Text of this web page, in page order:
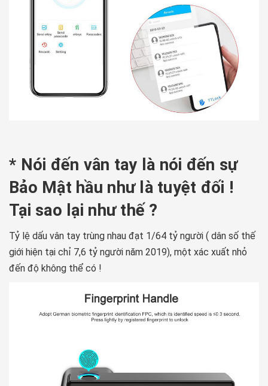
* Nói đến vân tay là nói đến sự
Bảo Mật hầu như là tuyệt đối !
Tại sao lại như thế ?
Tỷ lệ dấu vân tay trùng nhau đạt 1/64 tỷ người ( dân số thế
giới hiện tại chỉ 7,6 tỷ người năm 2019), một xác xuất nhỏ
đến độ không thể có !